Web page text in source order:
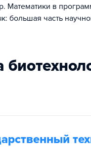
Математики в
большая часть